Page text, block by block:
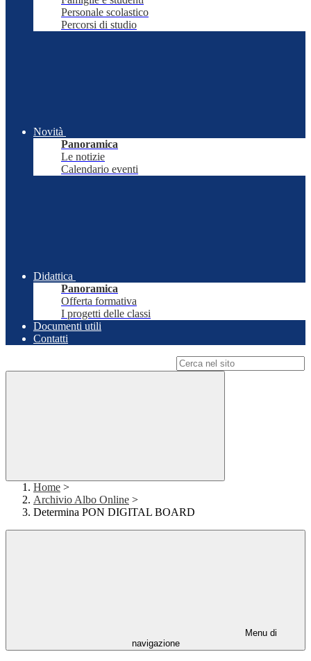
Personale scolastico
Percorsi di studio
Novità
Panoramica
Le notizie
Calendario eventi
Didattica
Panoramica
Offerta formativa
I progetti delle classi
Documenti utili
Contatti
Home >
Archivio Albo Online >
Determina PON DIGITAL BOARD
Menu di
navigazione